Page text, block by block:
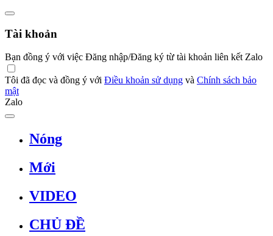
Tài khoản
Bạn đồng ý với việc Đăng nhập/Đăng ký từ tài khoản liên kết Zalo
Tôi đã đọc và đồng ý với Điều khoản sử dụng và Chính sách bảo
mật
Zalo
Nóng
Mới
VIDEO
CHỦ ĐỀ